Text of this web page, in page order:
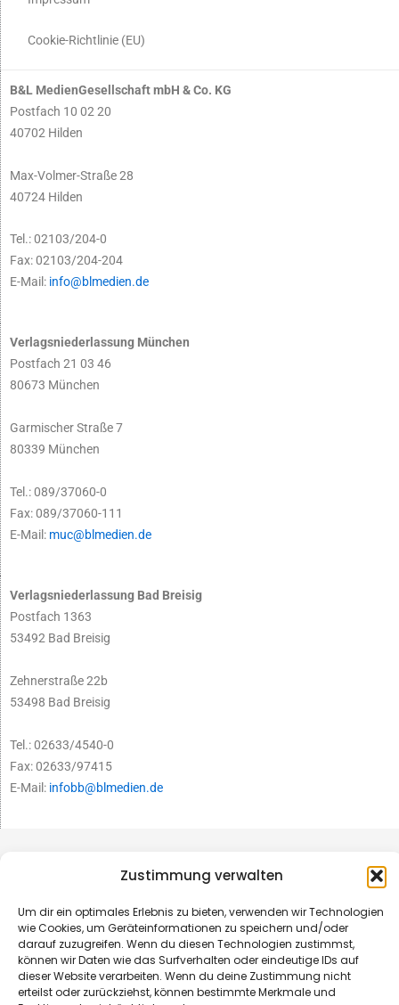
Zustimmung verwalten
Um dir ein optimales Erlebnis zu bieten, verwenden wir Technologien
wie Cookies, um Geräteinformationen zu speichern und/oder
darauf zuzugreifen. Wenn du diesen Technologien zustimmst,
können wir Daten wie das Surfverhalten oder eindeutige IDs auf
dieser Website verarbeiten. Wenn du deine Zustimmung nicht
erteilst oder zurückziehst, können bestimmte Merkmale und
Cookie-Richtlinie (EU)
B&L MedienGesellschaft mbH & Co. KG
Postfach 10 02 20
40702 Hilden
Max-Volmer-Straße 28
40724 Hilden
Tel.: 02103/204-0
Fax: 02103/204-204
E-Mail: info@blmedien.de
Verlagsniederlassung München
Postfach 21 03 46
80673 München
Garmischer Straße 7
80339 München
Tel.: 089/37060-0
Fax: 089/37060-111
E-Mail: muc@blmedien.de
Verlagsniederlassung Bad Breisig
Postfach 1363
53492 Bad Breisig
Zehnerstraße 22b
53498 Bad Breisig
Tel.: 02633/4540-0
Fax: 02633/97415
E-Mail: infobb@blmedien.de